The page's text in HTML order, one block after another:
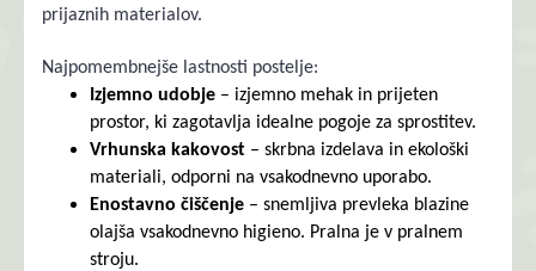
prijaznih materialov.
Najpomembnejše lastnosti postelje:
Izjemno udobje – izjemno mehak in prijeten
prostor, ki zagotavlja idealne pogoje za sprostitev.
Vrhunska kakovost – skrbna izdelava in ekološki
materiali, odporni na vsakodnevno uporabo.
Enostavno čiščenje – snemljiva prevleka blazine
olajša vsakodnevno higieno. Pralna je v pralnem
stroju.